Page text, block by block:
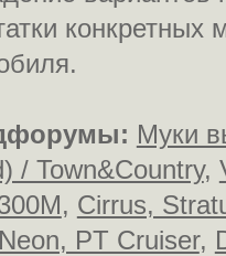
Муки
/ Town&Country,
, Cirrus,
Neon, PT Cruiser,